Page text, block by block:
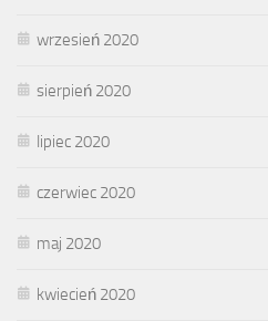
wrzesień 2020
sierpień 2020
lipiec 2020
czerwiec 2020
maj 2020
kwiecień 2020